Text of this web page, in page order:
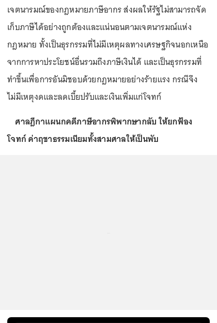
เจตนารมณ์ของกฎหมายภาษีอากร ส่งผลให้รัฐไม่สามารถจัด
เก็บภาษีได้อย่างถูกต้องและแน่นอนตามเจตนารมณ์แห่ง
กฎหมาย ทั้งเป็นธุรกรรมที่ไม่มีเหตุผลทางเศรษฐกิจนอกเหนือ
จากการหาประโยชน์อื่นรวมถึงภาษีเงินได้ และเป็นธุรกรรมที่
ทำขึ้นเพื่อการอันมิชอบด้วยกฎหมายอย่างร้ายแรง กรณีจึง
ไม่มีเหตุงดและลดเบี้ยปรับและเงินเพิ่มแก่โจทก์
ศาลฎีกาแผนกคดีภาษีอากรพิพากษากลับ ให้ยกฟ้อง
โจทก์ ค่าฤชาธรรมเนียมทั้งสามศาลให้เป็นพับ